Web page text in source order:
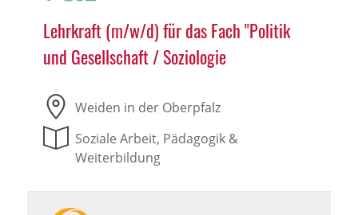
Lehrkraft (m/w/d) für das Fach "Politik
und Gesellschaft / Soziologie
Weiden in der Oberpfalz
Soziale Arbeit, Pädagogik &
Weiterbildung